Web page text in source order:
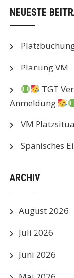
NEUESTE
Planung VM
TGT
Anmeldung
VM
Spanisches
ARCHIV
August 2026
Juli 2026
Juni 2026